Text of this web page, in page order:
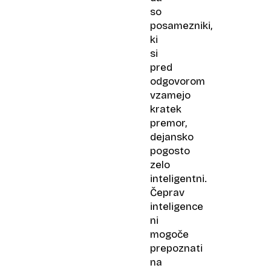
so
posamezniki,
ki
si
pred
odgovorom
vzamejo
kratek
premor,
dejansko
pogosto
zelo
inteligentni.
Čeprav
inteligence
ni
mogoče
prepoznati
na